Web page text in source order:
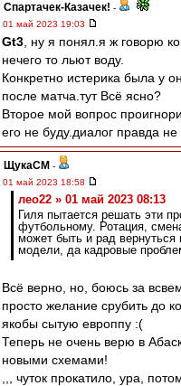
Спартачек-Казачек! -
01 май 2023 19:03
Gt3 , ну я понял.я ж говорю
нечего то льют воду.
Конкретно истерика была у
после матча.тут Всё ясно?
Второе мой вопрос
его не буду.диалог правда
ЩукаСМ -
01 май 2023 18:58
лео22 » 01 май 2023 08:13
Гиля пытается решать эти
футбольному. Ротация,
может быть и рад вернуться
модели, да кадровые
Всё верно, но, боюсь за
просто желание срубить до
якобы сытую европпу :(
Теперь не очень верю в
новыми схемами!
,,, чуток прокатило, ура,